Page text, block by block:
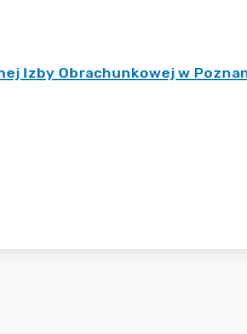
Izby Obrachunkowej w